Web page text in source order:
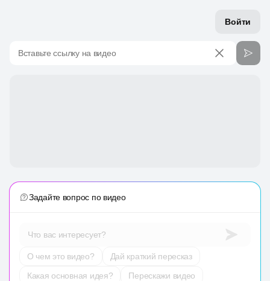
Войти
Вставьте ссылку на видео
Задайте вопрос по видео
Что вас интересует?
О чем это видео?
Дай краткий пересказ
Какая основная идея?
Перескажи видео